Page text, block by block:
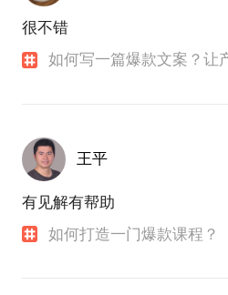
很不错
如何写一篇爆款文案？让
王平
有见解有帮助
如何打造一门爆款课程？